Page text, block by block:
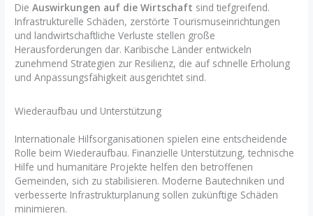
DieAuswirkungen auf die Wirtschaft sind tiefgreifend.
Infrastrukturelle Schäden, zerstörte Tourismuseinrichtungen
und landwirtschaftliche Verluste stellen große
Herausforderungen dar. Karibische Länder entwickeln
zunehmend Strategien zur Resilienz, die auf schnelle Erholung
und Anpassungsfähigkeit ausgerichtet sind.
Wiederaufbau und Unterstützung
Internationale Hilfsorganisationen spielen eine entscheidende
Rolle beim Wiederaufbau. Finanzielle Unterstützung, technische
Hilfe und humanitäre Projekte helfen den betroffenen
Gemeinden, sich zu stabilisieren. Moderne Bautechniken und
verbesserte Infrastrukturplanung sollen zukünftige Schäden
minimieren.